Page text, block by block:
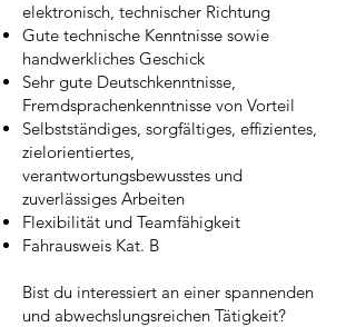
elektronisch, technischer Richtung
Gute technische Kenntnisse sowie
handwerkliches Geschick
Sehr gute Deutschkenntnisse,
Fremdsprachenkenntnisse von Vorteil
Selbstständiges, sorgfältiges, effizientes,
zielorientiertes,
verantwortungsbewusstes und
zuverlässiges Arbeiten
Flexibilität und Teamfähigkeit
Fahrausweis Kat. B
Bist du interessiert an einer spannenden
und abwechslungsreichen Tätigkeit?